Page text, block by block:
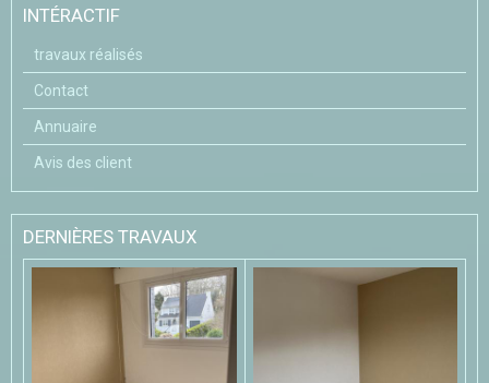
INTÉRACTIF
travaux réalisés
Contact
Annuaire
Avis des client
DERNIÈRES TRAVAUX